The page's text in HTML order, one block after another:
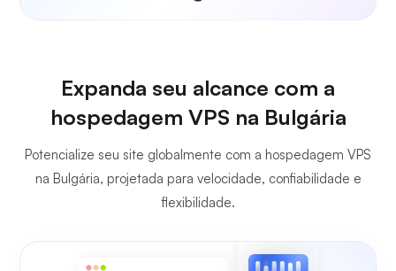
Expanda seu alcance com a
hospedagem VPS na Bulgária
Potencialize seu site globalmente com a hospedagem VPS
na Bulgária, projetada para velocidade, confiabilidade e
flexibilidade.